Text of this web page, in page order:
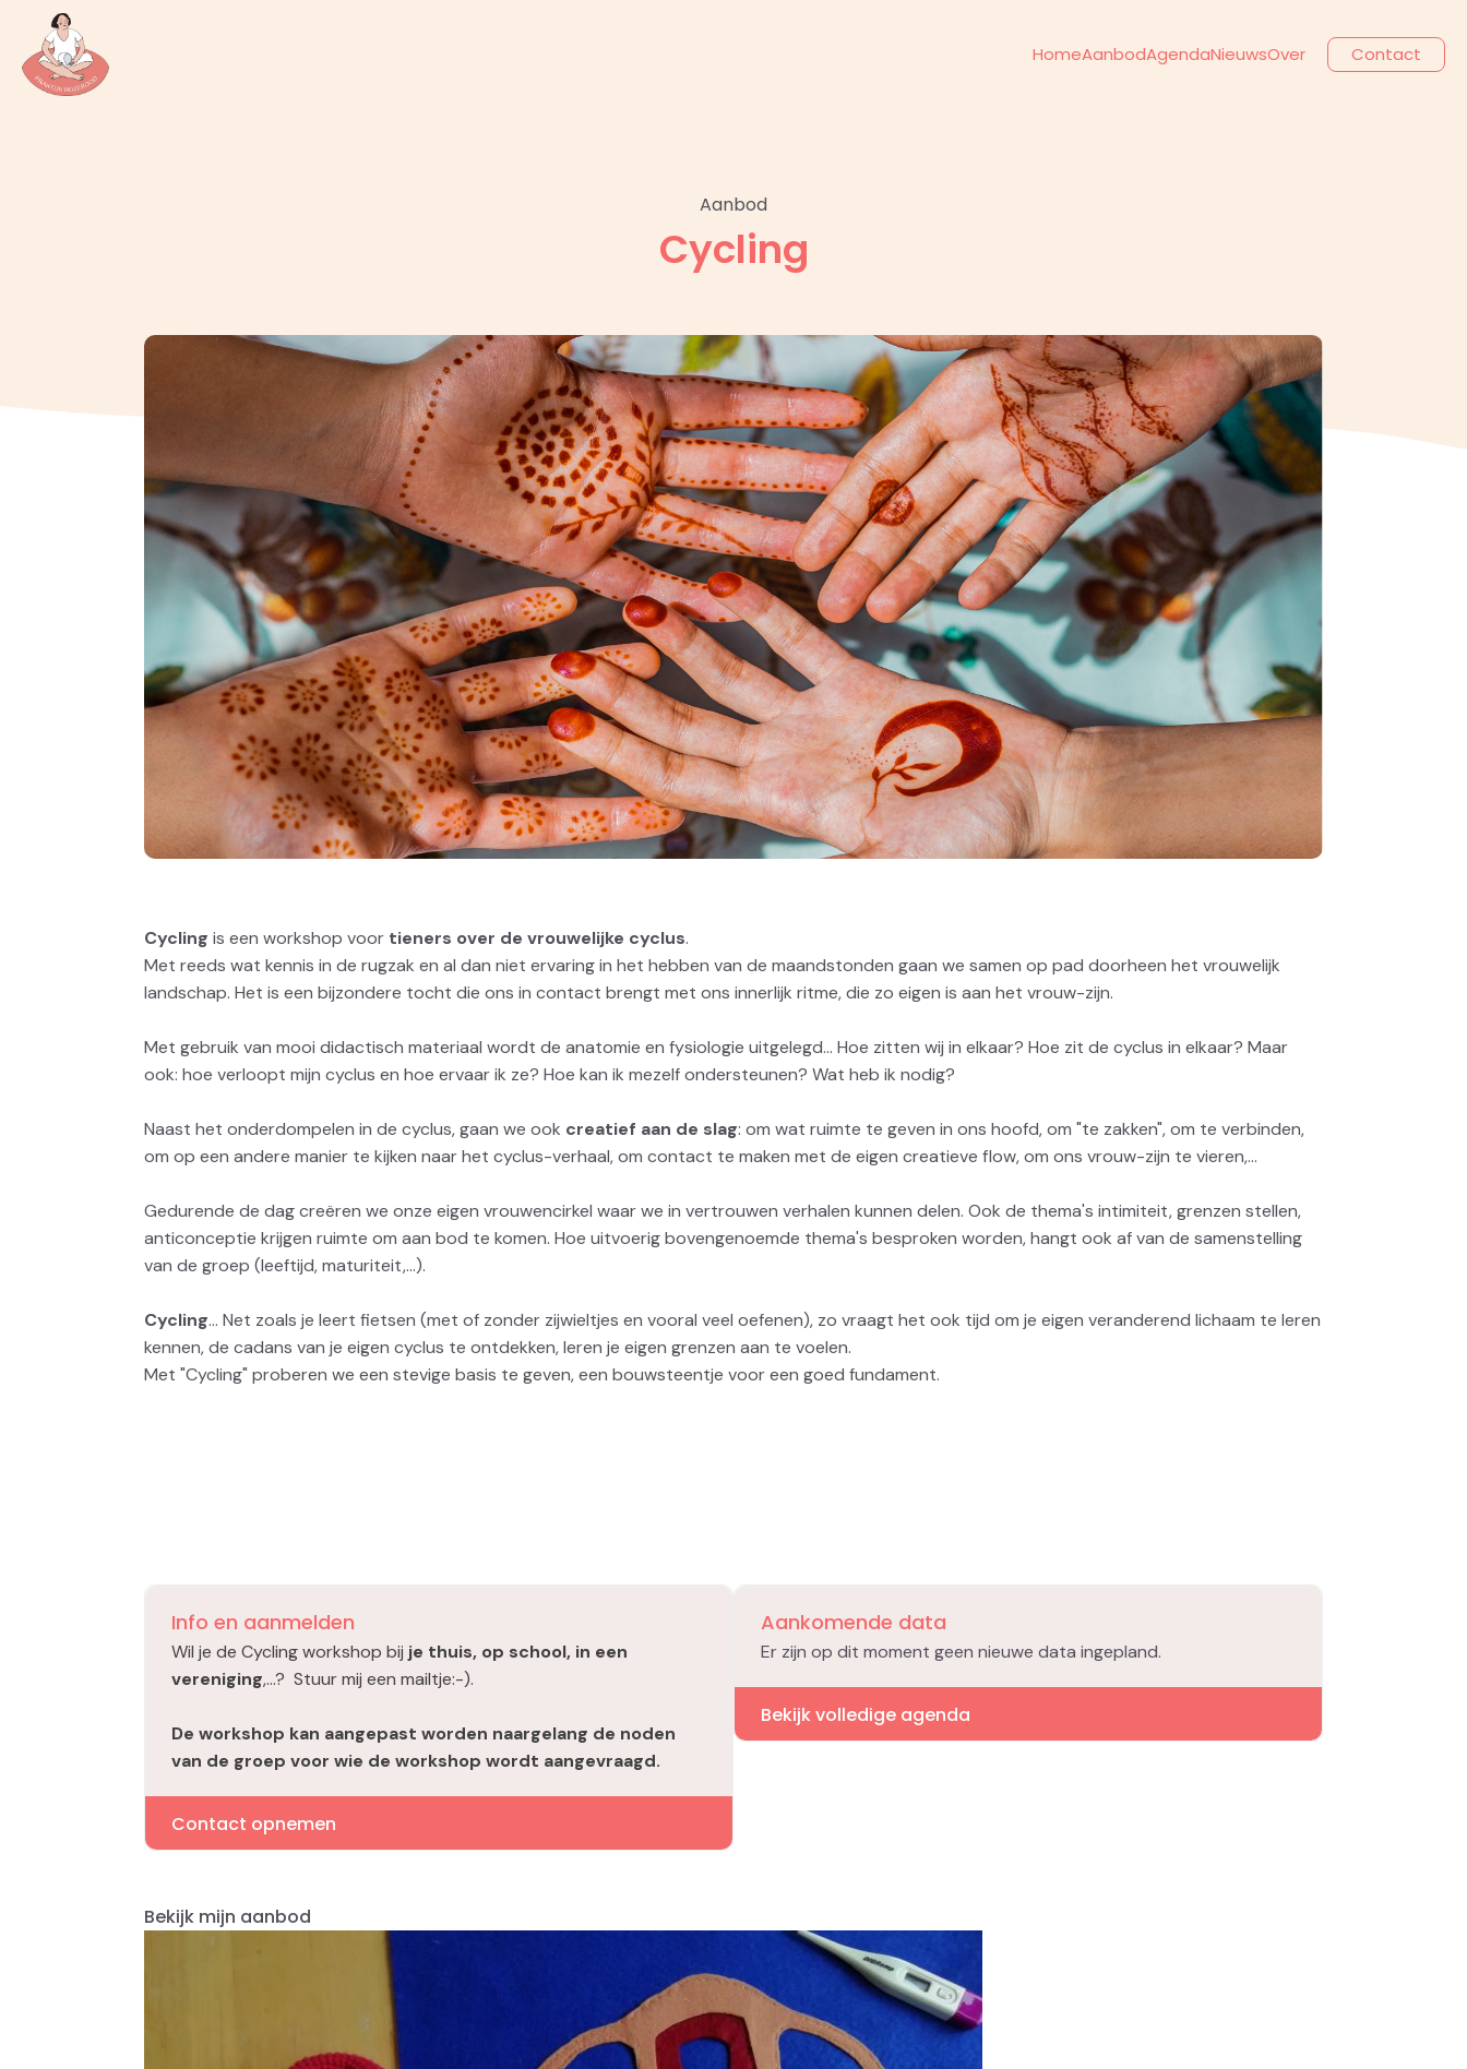
HomeAanbodAgendaNieuwsOver Contact
Aanbod
Cycling
Cycling is een workshop voor tieners over de vrouwelijke cyclus.
Met reeds wat kennis in de rugzak en al dan niet ervaring in het hebben van de maandstonden gaan we samen op pad doorheen het vrouwelijk
landschap. Het is een bijzondere tocht die ons in contact brengt met ons innerlijk ritme, die zo eigen is aan het vrouw-zijn.
Met gebruik van mooi didactisch materiaal wordt de anatomie en fysiologie uitgelegd... Hoe zitten wij in elkaar? Hoe zit de cyclus in elkaar? Maar
ook: hoe verloopt mijn cyclus en hoe ervaar ik ze? Hoe kan ik mezelf ondersteunen? Wat heb ik nodig?
Naast het onderdompelen in de cyclus, gaan we ook creatief aan de slag: om wat ruimte te geven in ons hoofd, om "te zakken", om te verbinden,
om op een andere manier te kijken naar het cyclus-verhaal, om contact te maken met de eigen creatieve flow, om ons vrouw-zijn te vieren,...
Gedurende de dag creëren we onze eigen vrouwencirkel waar we in vertrouwen verhalen kunnen delen. Ook de thema's intimiteit, grenzen stellen,
anticonceptie krijgen ruimte om aan bod te komen. Hoe uitvoerig bovengenoemde thema's besproken worden, hangt ook af van de samenstelling
van de groep (leeftijd, maturiteit,...).
Cycling... Net zoals je leert fietsen (met of zonder zijwieltjes en vooral veel oefenen), zo vraagt het ook tijd om je eigen veranderend lichaam te leren
kennen, de cadans van je eigen cyclus te ontdekken, leren je eigen grenzen aan te voelen.
Met "Cycling" proberen we een stevige basis te geven, een bouwsteentje voor een goed fundament.
Info en aanmelden
Wil je de Cycling workshop bij je thuis, op school, in een
vereniging,...? Stuur mij een mailtje:-).
De workshop kan aangepast worden naargelang de noden
van de groep voor wie de workshop wordt aangevraagd.
Contact opnemen
Aankomende data
Er zijn op dit moment geen nieuwe data ingepland.
Bekijk volledige agenda
Bekijk mijn aanbod